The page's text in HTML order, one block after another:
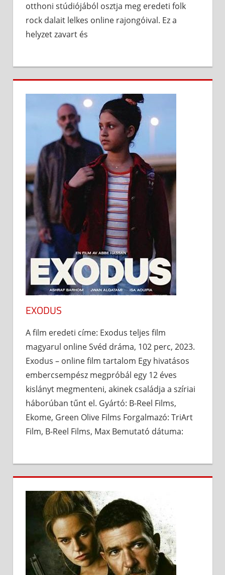
otthoni stúdiójából osztja meg eredeti folk
rock dalait lelkes online rajongóival. Ez a
helyzet zavart és
EXODUS
A film eredeti címe: Exodus teljes film
magyarul online Svéd dráma, 102 perc, 2023.
Exodus – online film tartalom Egy hivatásos
embercsempész megpróbál egy 12 éves
kislányt megmenteni, akinek családja a szíriai
háborúban tűnt el. Gyártó: B-Reel Films,
Ekome, Green Olive Films Forgalmazó: TriArt
Film, B-Reel Films, Max Bemutató dátuma: